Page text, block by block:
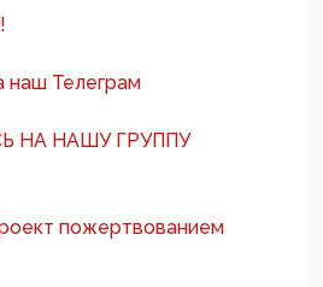
наш Телеграм
НА НАШУ ГРУППУ
пожертвованием